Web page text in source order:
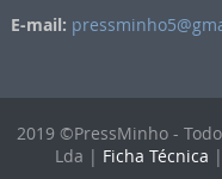
E-mail:
2019 ©PressMinho -
Lda | Ficha Técnica |